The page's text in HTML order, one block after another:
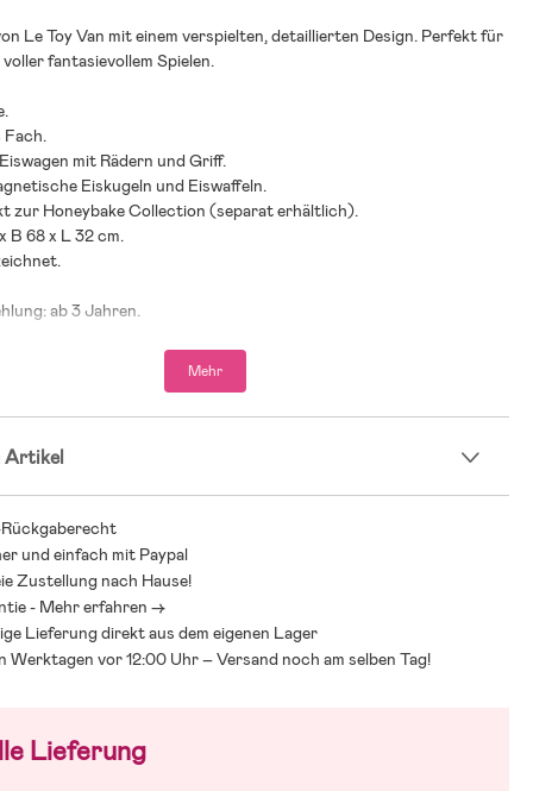
Le Toy Van mit einem verspielten, detaillierten Design. Perfekt für
fantasievollem Spielen.
mit Rädern und Griff.
Eiskugeln und Eiswaffeln.
zur Honeybake Collection (separat erhältlich).
B 68 x L 32 cm.
ab 3 Jahren.
Mehr
Artikel
und einfach mit Paypal
Zustellung nach Hause!
- Mehr erfahren ->
Lieferung direkt aus dem eigenen Lager
Werktagen vor 12:00 Uhr – Versand noch am selben Tag!
Lieferung